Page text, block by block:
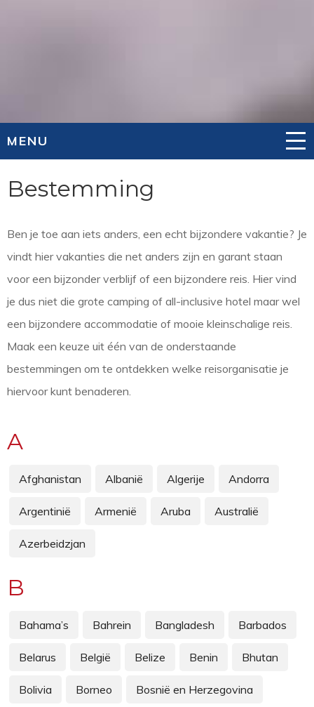
MENU
Bestemming
Ben je toe aan iets anders, een echt bijzondere vakantie? Je
vindt hier vakanties die net anders zijn en garant staan
voor een bijzonder verblijf of een bijzondere reis. Hier vind
je dus niet die grote camping of all-inclusive hotel maar wel
een bijzondere accommodatie of mooie kleinschalige reis.
Maak een keuze uit één van de onderstaande
bestemmingen om te ontdekken welke reisorganisatie je
hiervoor kunt benaderen.
A
Afghanistan Albanië Algerije Andorra
Argentinië Armenië Aruba Australië
Azerbeidzjan
B
Bahama’s Bahrein Bangladesh Barbados
Belarus België Belize Benin Bhutan
Bolivia Borneo Bosnië en Herzegovina